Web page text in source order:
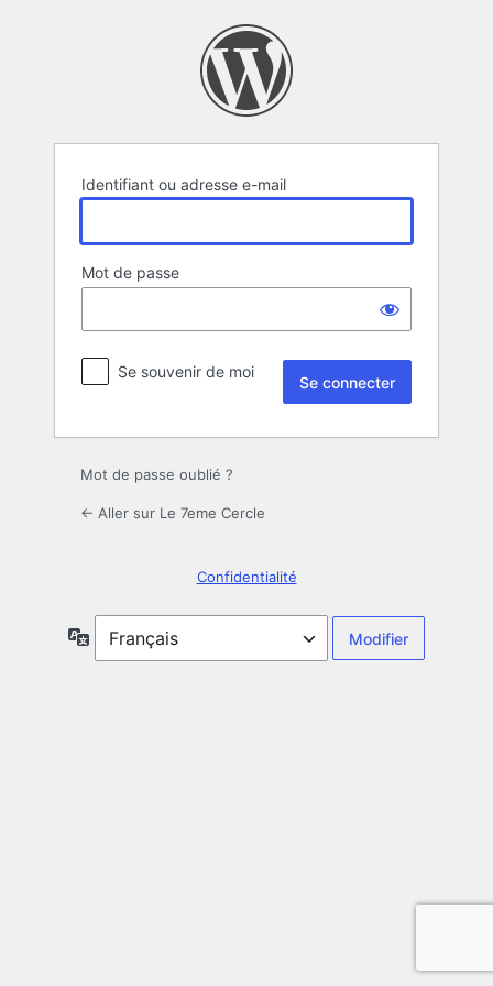
Identifiant ou adresse e-mail
Mot de passe
Se souvenir de moi
Mot de passe oublié ?
← Aller sur Le 7eme Cercle
Confidentialité
Langue